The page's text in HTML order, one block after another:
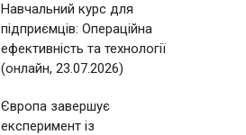
Навчальний курс для
підприємців: Операційна
ефективність та технології
(онлайн, 23.07.2026)
Європа завершує
експеримент із